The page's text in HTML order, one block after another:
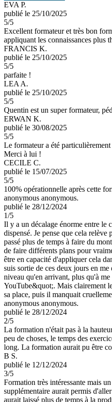
EVA P.
publié le 25/10/2025
5/5
Excellent formateur et très bon
appliquant les connaissances plus
FRANCIS K.
publié le 25/10/2025
5/5
parfaite !
LEA A.
publié le 25/10/2025
5/5
Quentin est un super formateur,
ERWAN K.
publié le 30/08/2025
5/5
Le formateur a été
Merci à lui !
CECILE C.
publié le 15/07/2025
5/5
100% opérationnelle après cette
anonymous anonymous.
publié le 28/12/2024
1/5
Il y a un décalage énorme entre le
dispensé. Je pense que cela
passé plus de temps à faire du
de faire différents plans pour
être en capacité d'appliquer cela
suis sortie de ces deux jours en
niveau qu'en arrivant, plus qu'à
YouTube&quot;. Mais clairement
sa place, puis il manquait
anonymous anonymous.
publié le 28/12/2024
2/5
La formation n'était pas à la
peu de choses, le temps des
long. La formation aurait pu être
B S.
publié le 12/12/2024
3/5
Formation très intéressante mais
supplémentaire aurait permis
aurait laissé plus de temps à la